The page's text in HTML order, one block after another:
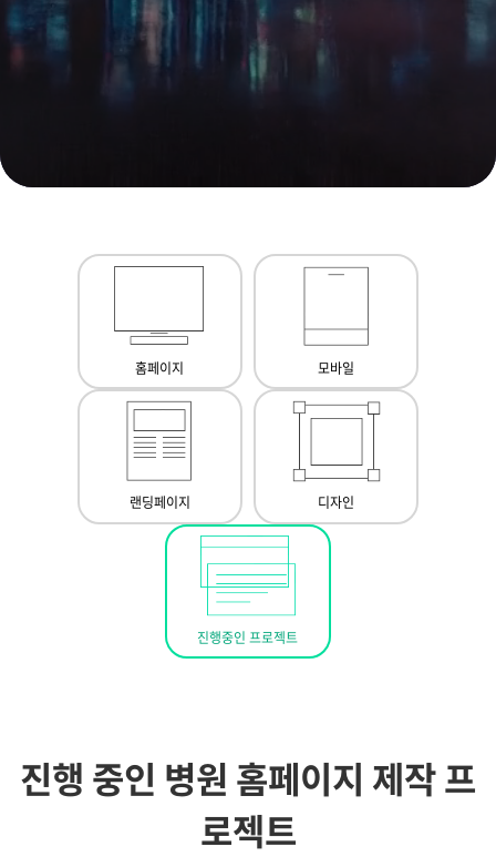
홈페이지 모바일
랜딩페이지 디자인
진행중인 프로젝트
진행 중인 병원 홈페이지 제작 프
로젝트